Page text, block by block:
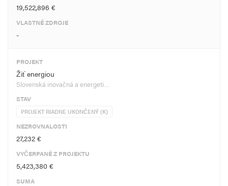
19,522,896 €
VLASTNÉ ZDROJE
-
PROJEKT
Žiť energiou
Slovenská inovačná a energeti…
STAV
PROJEKT RIADNE UKONČENÝ (K)
NEZROVNALOSTI
27,232 €
VYČERPANÉ Z PROJEKTU
5,423,380 €
SUMA